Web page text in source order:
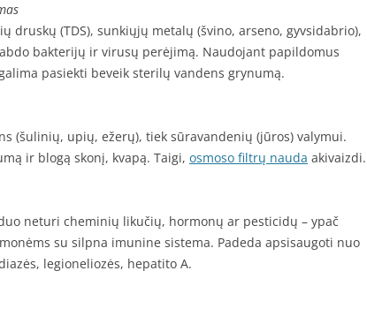
druskų (TDS), sunkiųjų metalų (švino, arseno, gyvsidabrio),
bakterijų ir virusų perėjimą. Naudojant papildomus
pasiekti beveik sterilų vandens grynumą.
(šulinių, upių, ežerų), tiek sūravandenių (jūros) valymui.
ir blogą skonį, kvapą. Taigi, osmoso filtrų nauda akivaizdi.
neturi cheminių likučių, hormonų ar pesticidų – ypač
su silpna imunine sistema. Padeda apsisaugoti nuo
legioneliozės, hepatito A.